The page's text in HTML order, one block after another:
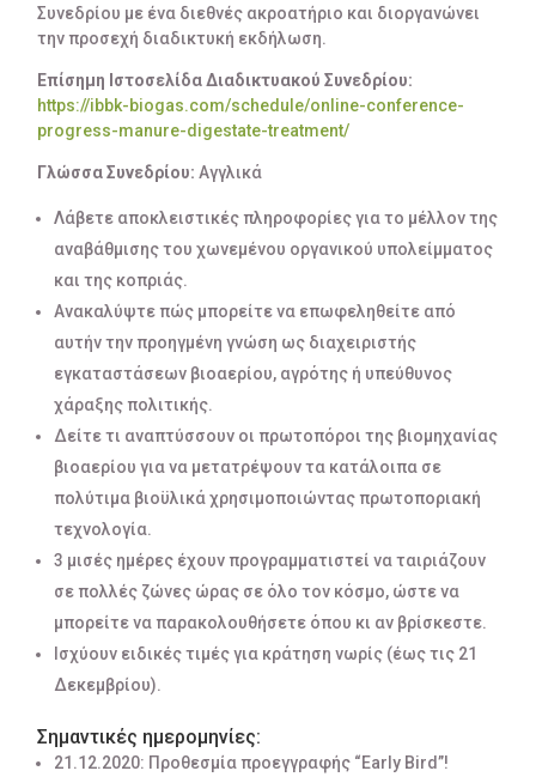
Συνεδρίου με ένα διεθνές ακροατήριο και διοργανώνει
την προσεχή διαδικτυκή εκδήλωση.
Επίσημη Ιστοσελίδα Διαδικτυακού Συνεδρίου:
https://ibbk-biogas.com/schedule/online-conference-
progress-manure-digestate-treatment/
Γλώσσα Συνεδρίου:Αγγλικά
Λάβετε αποκλειστικές πληροφορίες για το μέλλον της
αναβάθμισης του χωνεμένου οργανικού υπολείμματος
και της κοπριάς.
Ανακαλύψτε πώς μπορείτε να επωφεληθείτε από
αυτήν την προηγμένη γνώση ως διαχειριστής
εγκαταστάσεων βιοαερίου, αγρότης ή υπεύθυνος
χάραξης πολιτικής.
Δείτε τι αναπτύσσουν οι πρωτοπόροι της βιομηχανίας
βιοαερίου για να μετατρέψουν τα κατάλοιπα σε
πολύτιμα βιοϋλικά χρησιμοποιώντας πρωτοποριακή
τεχνολογία.
3 μισές ημέρες έχουν προγραμματιστεί να ταιριάζουν
σε πολλές ζώνες ώρας σε όλο τον κόσμο, ώστε να
μπορείτε να παρακολουθήσετε όπου κι αν βρίσκεστε.
Ισχύουν ειδικές τιμές για κράτηση νωρίς (έως τις 21
Δεκεμβρίου).
Σημαντικές ημερομηνίες:
21.12.2020: Προθεσμία προεγγραφής “Early Bird”!